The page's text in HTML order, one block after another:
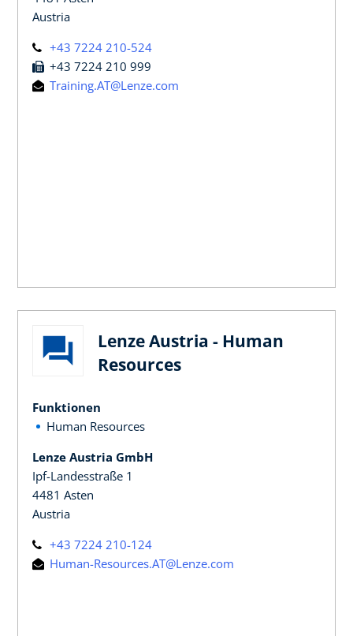
Austria
+43 7224 210-524
+43 7224 210 999
Training.AT@Lenze.com
Lenze Austria - Human
Resources
Funktionen
Human Resources
Lenze Austria GmbH
Ipf-Landesstraße 1
4481 Asten
Austria
+43 7224 210-124
Human-Resources.AT@Lenze.com